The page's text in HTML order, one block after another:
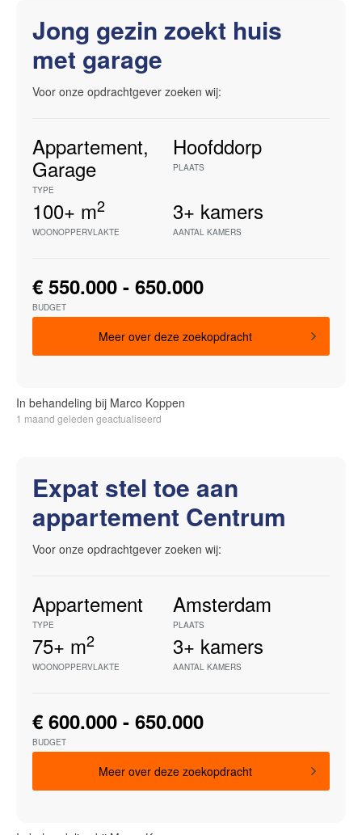
Jong gezin zoekt huis
met garage
Voor onze opdrachtgever zoeken wij:
Appartement,
Garage
TYPE
Hoofddorp
PLAATS
100+ m2
WOONOPPERVLAKTE
3+ kamers
AANTAL KAMERS
€ 550.000 - 650.000
BUDGET
Meer over deze zoekopdracht
In behandeling bij Marco Koppen
1 maand geleden geactualiseerd
Expat stel toe aan
appartement Centrum
Voor onze opdrachtgever zoeken wij:
Appartement
TYPE
Amsterdam
PLAATS
75+ m2
WOONOPPERVLAKTE
3+ kamers
AANTAL KAMERS
€ 600.000 - 650.000
BUDGET
Meer over deze zoekopdracht